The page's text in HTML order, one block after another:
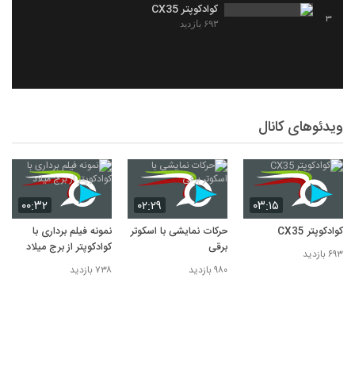
3
کوادکوپتر CX35
۶۹۳ بازدید
ویدئوهای کانال
۰۳:۱۵
کوادکوپتر CX35
۶۹۳ بازدید
۰۲:۲۹
حرکات نمایشی با اسکوتر
برقی
۹۸۰ بازدید
۰۰:۳۲
نمونه فیلم برداری با
کوادکوپتر از برج میلاد
۷۳۸ بازدید